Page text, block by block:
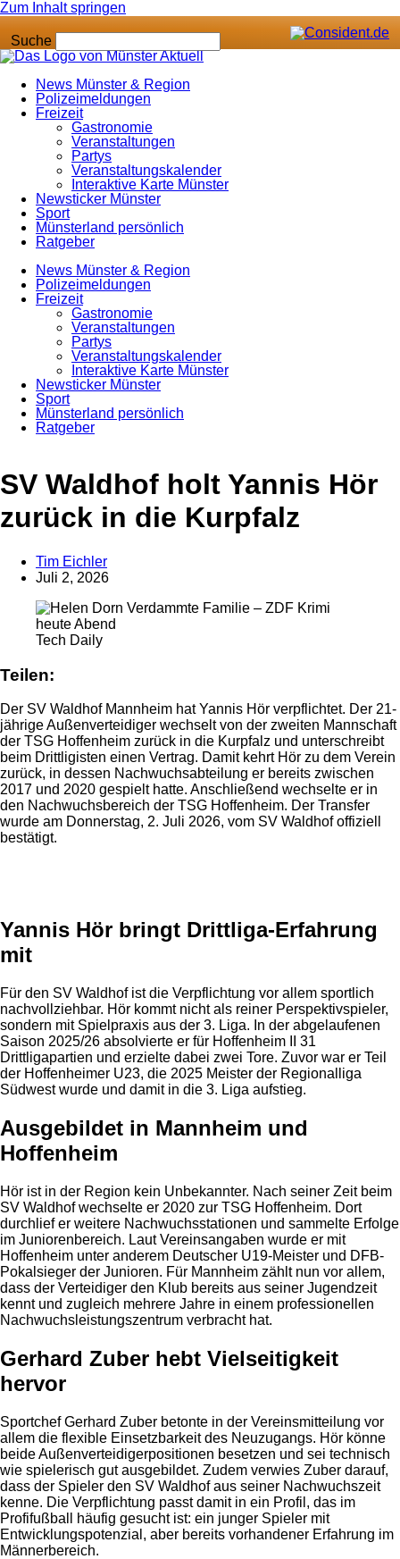
Zum Inhalt springen
Suche
News Münster & Region
Polizeimeldungen
Freizeit
Gastronomie
Veranstaltungen
Partys
Veranstaltungskalender
Interaktive Karte Münster
Newsticker Münster
Sport
Münsterland persönlich
Ratgeber
News Münster & Region
Polizeimeldungen
Freizeit
Gastronomie
Veranstaltungen
Partys
Veranstaltungskalender
Interaktive Karte Münster
Newsticker Münster
Sport
Münsterland persönlich
Ratgeber
Anzeige
SV Waldhof holt Yannis Hör
zurück in die Kurpfalz
Tim Eichler
Juli 2, 2026
Tech Daily
Teilen:
Der SV Waldhof Mannheim hat Yannis Hör verpflichtet. Der 21-
jährige Außenverteidiger wechselt von der zweiten Mannschaft
der TSG Hoffenheim zurück in die Kurpfalz und unterschreibt
beim Drittligisten einen Vertrag. Damit kehrt Hör zu dem Verein
zurück, in dessen Nachwuchsabteilung er bereits zwischen
2017 und 2020 gespielt hatte. Anschließend wechselte er in
den Nachwuchsbereich der TSG Hoffenheim. Der Transfer
wurde am Donnerstag, 2. Juli 2026, vom SV Waldhof offiziell
bestätigt.
Yannis Hör bringt Drittliga-Erfahrung
mit
Für den SV Waldhof ist die Verpflichtung vor allem sportlich
nachvollziehbar. Hör kommt nicht als reiner Perspektivspieler,
sondern mit Spielpraxis aus der 3. Liga. In der abgelaufenen
Saison 2025/26 absolvierte er für Hoffenheim II 31
Drittligapartien und erzielte dabei zwei Tore. Zuvor war er Teil
der Hoffenheimer U23, die 2025 Meister der Regionalliga
Südwest wurde und damit in die 3. Liga aufstieg.
Ausgebildet in Mannheim und
Hoffenheim
Hör ist in der Region kein Unbekannter. Nach seiner Zeit beim
SV Waldhof wechselte er 2020 zur TSG Hoffenheim. Dort
durchlief er weitere Nachwuchsstationen und sammelte Erfolge
im Juniorenbereich. Laut Vereinsangaben wurde er mit
Hoffenheim unter anderem Deutscher U19-Meister und DFB-
Pokalsieger der Junioren. Für Mannheim zählt nun vor allem,
dass der Verteidiger den Klub bereits aus seiner Jugendzeit
kennt und zugleich mehrere Jahre in einem professionellen
Nachwuchsleistungszentrum verbracht hat.
Gerhard Zuber hebt Vielseitigkeit
hervor
Sportchef Gerhard Zuber betonte in der Vereinsmitteilung vor
allem die flexible Einsetzbarkeit des Neuzugangs. Hör könne
beide Außenverteidigerpositionen besetzen und sei technisch
wie spielerisch gut ausgebildet. Zudem verwies Zuber darauf,
dass der Spieler den SV Waldhof aus seiner Nachwuchszeit
kenne. Die Verpflichtung passt damit in ein Profil, das im
Profifußball häufig gesucht ist: ein junger Spieler mit
Entwicklungspotenzial, aber bereits vorhandener Erfahrung im
Männerbereich.